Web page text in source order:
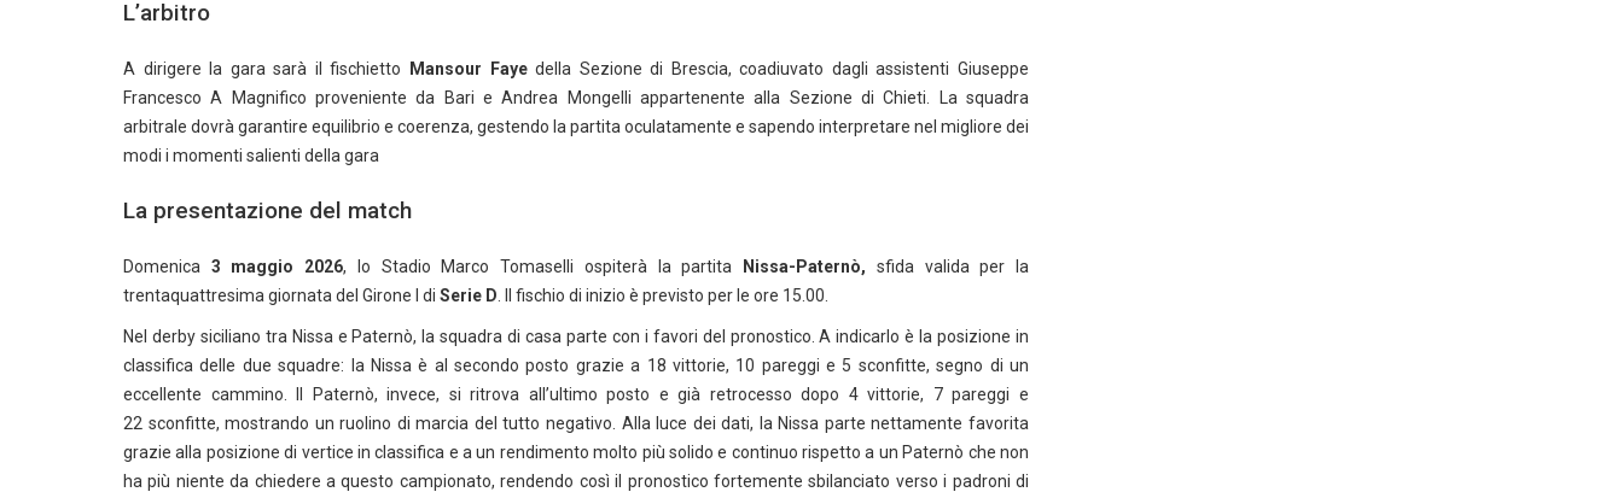
L’arbitro
A dirigere la gara sarà il fischietto Mansour Fayedella Sezione di Brescia, coadiuvato dagli assistenti Giuseppe
Francesco A Magnifico proveniente da Bari e Andrea Mongelli appartenente alla Sezione di Chieti. La squadra
arbitrale dovrà garantire equilibrio e coerenza, gestendo la partita oculatamente e sapendo interpretare nel migliore dei
modi i momenti salienti della gara
La presentazione del match
Domenica 3 maggio 2026, lo Stadio Marco Tomaselli ospiterà la partita Nissa-Paternò, sfida valida per la
trentaquattresima giornata del Girone I di Serie D . Il fischio di inizio è previsto per le ore 15.00.
Nel derby siciliano tra Nissa e Paternò, la squadra di casa parte con i favori del pronostico. A indicarlo è la posizione in
classifica delle due squadre: la Nissa è al secondo posto grazie a 18 vittorie, 10 pareggi e 5 sconfitte, segno di un
eccellente cammino. Il Paternò, invece, si ritrova all’ultimo posto e già retrocesso dopo 4 vittorie, 7 pareggi e
22 sconfitte, mostrando un ruolino di marcia del tutto negativo. Alla luce dei dati, la Nissa parte nettamente favorita
grazie alla posizione di vertice in classifica e a un rendimento molto più solido e continuo rispetto a un Paternò che non
ha più niente da chiedere a questo campionato, rendendo così il pronostico fortemente sbilanciato verso i padroni di